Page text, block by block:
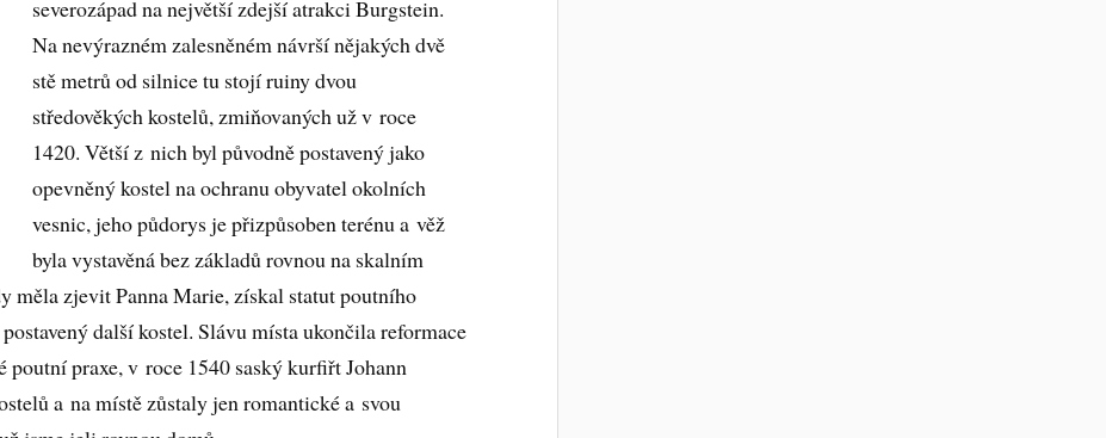
severozápad na největší zdejší atrakci Burgstein.
Na nevýrazném zalesněném návrší nějakých dvě
stě metrů od silnice tu stojí ruiny dvou
středověkých kostelů, zmiňovaných už v roce
1420. Větší z nich byl původně postavený jako
opevněný kostel na ochranu obyvatel okolních
vesnic, jeho půdorys je přizpůsoben terénu a věž
byla vystavěná bez základů rovnou na skalním
měla zjevit Panna Marie, získal statut poutního
další kostel. Slávu místa ukončila reformace
praxe, v roce 1540 saský kurfiřt Johann
a na místě zůstaly jen romantické a svou